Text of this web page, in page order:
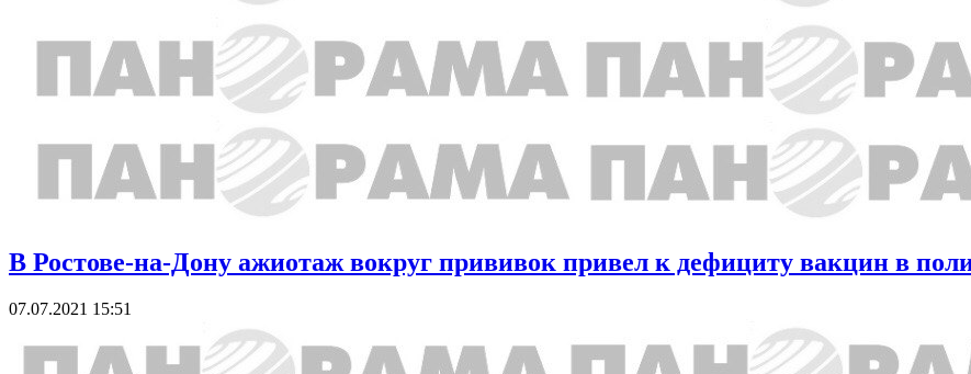
В Ростове-на-Дону ажиотаж вокруг прививок привел к дефициту вакцин в
07.07.2021 15:51